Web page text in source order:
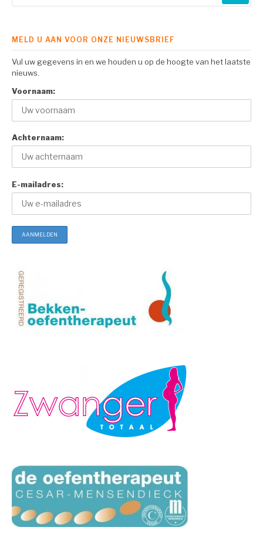
MELD U AAN VOOR ONZE NIEUWSBRIEF
Vul uw gegevens in en we houden u op de hoogte van het laatste
nieuws.
Voornaam:
Achternaam:
E-mailadres: